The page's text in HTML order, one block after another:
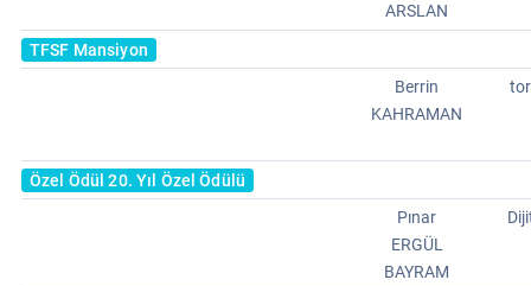
ARSLAN
TFSF Mansiyon
Berrin
KAHRAMAN
Özel Ödül 20. Yıl Özel Ödülü
Pınar
ERGÜL
BAYRAM